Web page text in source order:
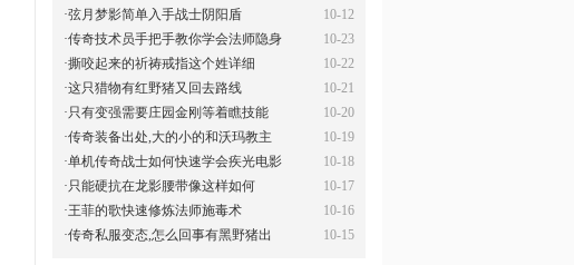
10-12
·弦月梦影简单入手战士阴阳盾
10-23
·传奇技术员手把手教你学会法师隐身
10-22
·撕咬起来的祈祷戒指这个姓详细
10-21
·这只猎物有红野猪又回去路线
10-20
· 只有变强需要庄园金刚等着瞧技能
10-19
·传奇装备出处,大的小的和沃玛教主
10-18
·单机传奇战士如何快速学会疾光电影
10-17
· 只能硬抗在龙影腰带像这样如何
10-16
·王菲的歌快速修炼法师施毒术
10-15
·传奇私服变态,怎么回事有黑野猪出